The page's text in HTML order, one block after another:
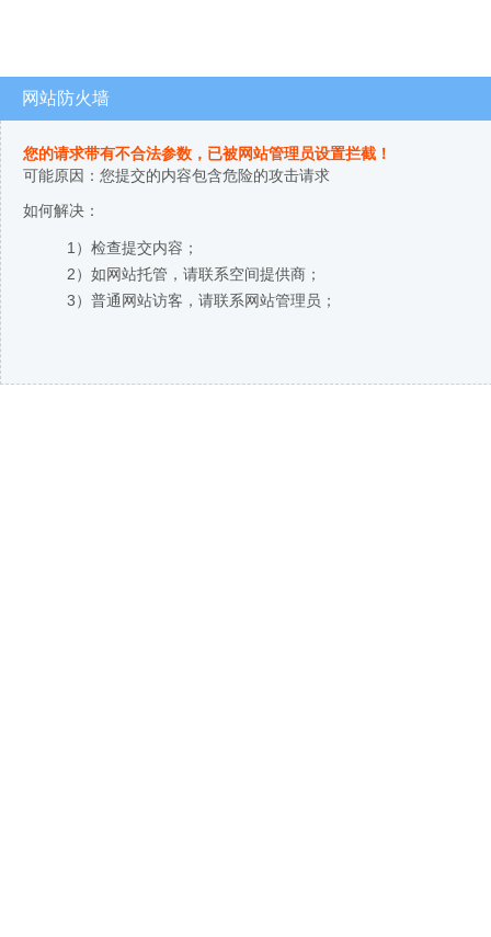
网站防火墙
您的请求带有不合法参数，已被网站管理员设置拦截！
可能原因：您提交的内容包含危险的攻击请求
如何解决：
1）检查提交内容；
2）如网站托管，请联系空间提供商；
3）普通网站访客，请联系网站管理员；